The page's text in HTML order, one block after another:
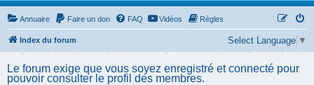
Annuaire Faire un don FAQ Vidéos Règles
Index du forum Select Language ▼
Le forum exige que vous soyez enregistré et connecté pour
pouvoir consulter le profil des membres.